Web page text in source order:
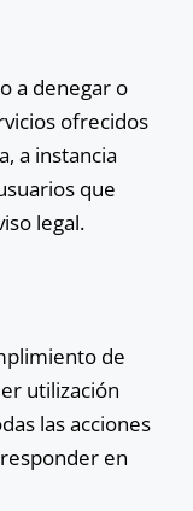
a denegar o
ofrecidos
a instancia
que
legal.
de
utilización
las acciones
en